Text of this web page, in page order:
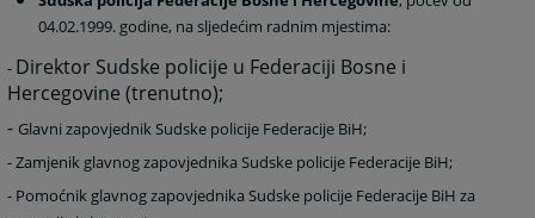
04.02.1999. godine, na sljedećim radnim mjestima:
- Direktor Sudske policije u Federaciji Bosne i
Hercegovine (trenutno);
- Glavni zapovjednik Sudske policije Federacije BiH;
-Zamjenik glavnog zapovjednika Sudske policije Federacije BiH;
- Pomoćnik glavnog zapovjednika Sudske policije Federacije BiH za